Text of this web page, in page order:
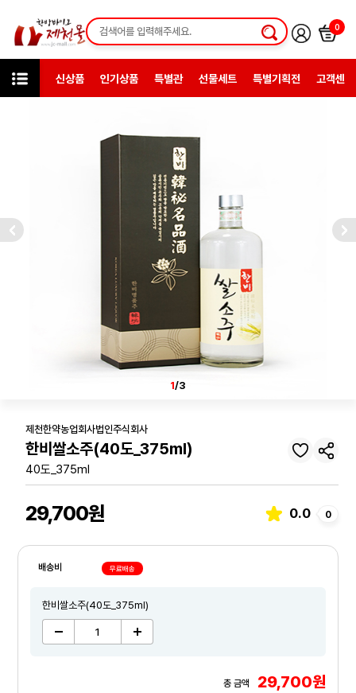
0
신상품 인기상품 특별관 선물세트 특별기획전 고객센터
1/3
제천한약농업회사법인주식회사
한비쌀소주(40도_375ml)
40도_375ml
29,700원 0.0 0
배송비 무료배송
한비쌀소주(40도_375ml)
총 금액 29,700원